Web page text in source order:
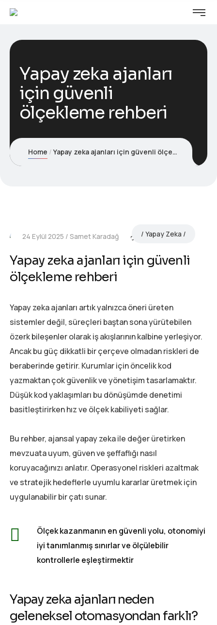
Yapay zeka ajanları
için güvenli
ölçekleme rehberi
Home Yapay zeka ajanları için güvenli ölçekleme rehberi
24 Eylül 2025 Samet Karadağ Yapay Zeka
Yapay zeka ajanları için güvenli
ölçekleme rehberi
Yapay zeka ajanları artık yalnızca öneri üreten
sistemler değil, süreçleri baştan sona yürütebilen
özerk bileşenler olarak iş akışlarının kalbine yerleşiyor.
Ancak bu güç dikkatli bir çerçeve olmadan riskleri de
beraberinde getirir. Kurumlar için öncelik kod
yazmaktan çok güvenlik ve yönetişim tasarlamaktır.
Düşük kod yaklaşımları bu dönüşümde denetimi
basitleştirirken hız ve ölçek kabiliyeti sağlar.
Bu rehber, ajansal yapay zeka ile değer üretirken
mevzuata uyum, güven ve şeffaflığı nasıl
koruyacağınızı anlatır. Operasyonel riskleri azaltmak
ve stratejik hedeflerle uyumlu kararlar üretmek için
uygulanabilir bir çatı sunar.
Ölçek kazanmanın en güvenli yolu, otonomiyi
iyi tanımlanmış sınırlar ve ölçülebilir
kontrollerle eşleştirmektir
Yapay zeka ajanları neden
geleneksel otomasyondan farklı?